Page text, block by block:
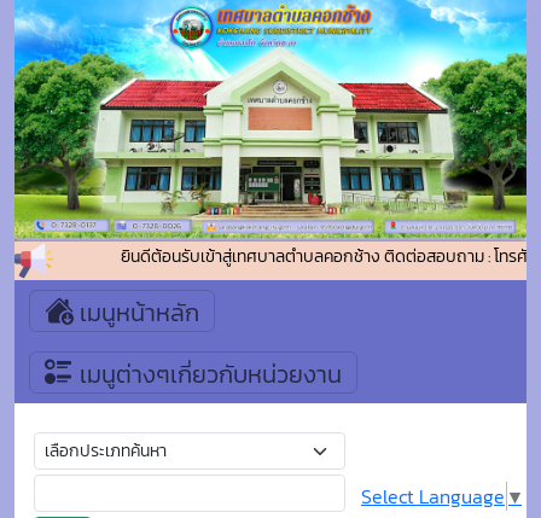
ยินดีต้อนรับเข้าสู่เทศบาลตำบลคอกช้าง ติดต่อสอบถาม : โทรศัพ
เมนูหน้าหลัก
เมนูต่างๆเกี่ยวกับหน่วยงาน
Select Language ▼